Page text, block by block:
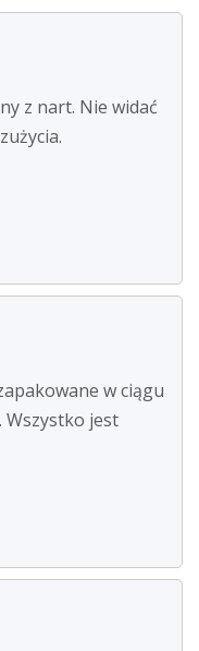
z nart. Nie widać
w ciągu
Wszystko jest